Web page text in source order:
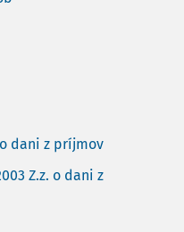
o dani z príjmov
Z.z. o dani z